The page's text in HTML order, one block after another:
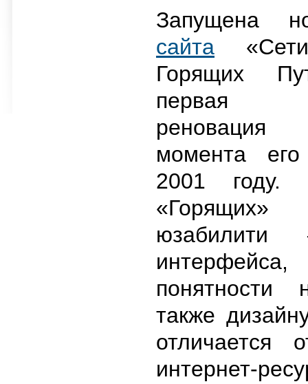
Запущена
сайта
Горящих
первая
момента
2001 году.
юзабилити
понятности
также
отличается
интернет-